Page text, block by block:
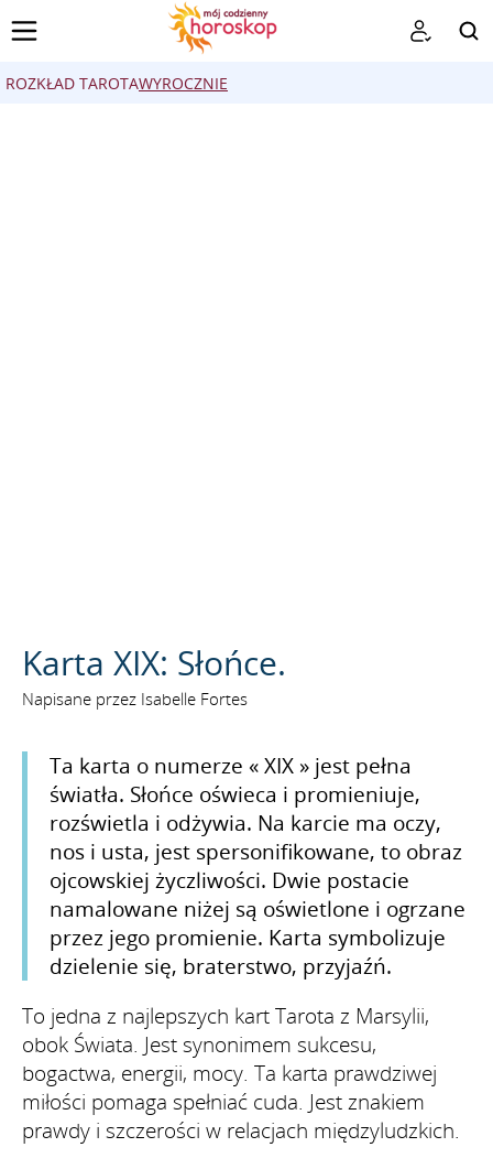
ROZKŁAD TAROTAWYROCZNIE
Karta XIX: Słońce.
Napisane przez Isabelle Fortes
Ta karta o numerze « XIX » jest pełna
światła. Słońce oświeca i promieniuje,
rozświetla i odżywia. Na karcie ma oczy,
nos i usta, jest spersonifikowane, to obraz
ojcowskiej życzliwości. Dwie postacie
namalowane niżej są oświetlone i ogrzane
przez jego promienie. Karta symbolizuje
dzielenie się, braterstwo, przyjaźń.
To jedna z najlepszych kart Tarota z Marsylii,
obok Świata. Jest synonimem sukcesu,
bogactwa, energii, mocy. Ta karta prawdziwej
miłości pomaga spełniać cuda. Jest znakiem
prawdy i szczerości w relacjach międzyludzkich.